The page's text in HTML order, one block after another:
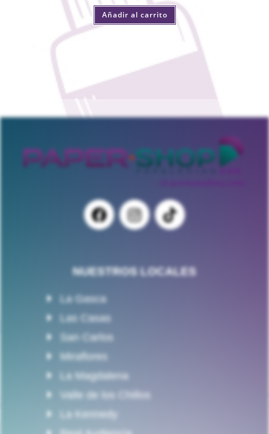
Añadir al carrito
NUESTROS LOCALES
La Gasca
Las Casas
San Carlos
Miraflores
La Magdalena
Valle de los Chillos
La Kennedy